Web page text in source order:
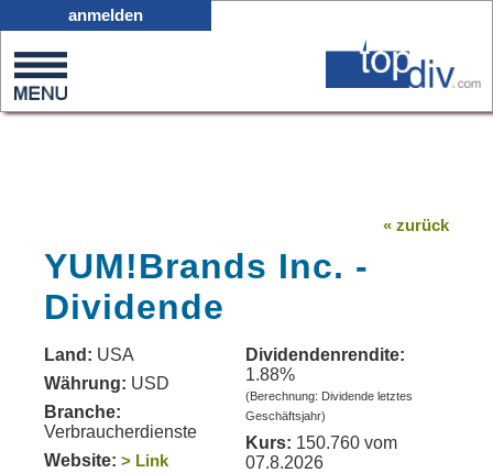
0
on
anmelden
« zurück
YUM!Brands Inc. -
Dividende
Land: USA
Währung: USD
Branche:
Verbraucherdienste
Website: > Link
Dividendenrendite:
1.88%
(Berechnung: Dividende letztes
Geschäftsjahr)
Kurs: 150.760 vom
07.8.2026